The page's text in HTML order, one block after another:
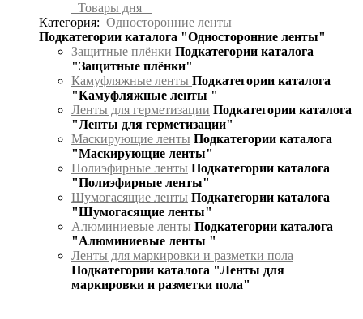
Товары дня
Категория: Односторонние ленты
Подкатегории каталога "Односторонние ленты"
Защитные плёнки Подкатегории каталога
"Защитные плёнки"
Камуфляжные ленты Подкатегории каталога
"Камуфляжные ленты "
Ленты для герметизации Подкатегории каталога
"Ленты для герметизации"
Маскирующие ленты Подкатегории каталога
"Маскирующие ленты"
Полиэфирные ленты Подкатегории каталога
"Полиэфирные ленты"
Шумогасящие ленты Подкатегории каталога
"Шумогасящие ленты"
Алюминиевые ленты Подкатегории каталога
"Алюминиевые ленты "
Ленты для маркировки и разметки пола
Подкатегории каталога "Ленты для
маркировки и разметки пола"